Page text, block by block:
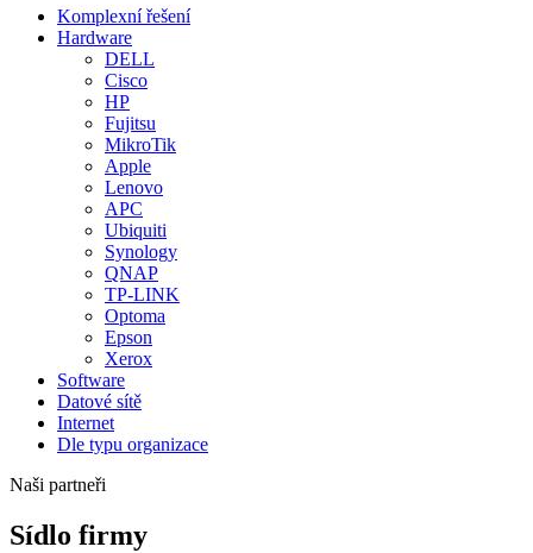
Komplexní řešení
Hardware
DELL
Cisco
HP
Fujitsu
MikroTik
Apple
Lenovo
APC
Ubiquiti
Synology
QNAP
TP-LINK
Optoma
Epson
Xerox
Software
Datové sítě
Internet
Dle typu organizace
Naši partneři
Sídlo firmy